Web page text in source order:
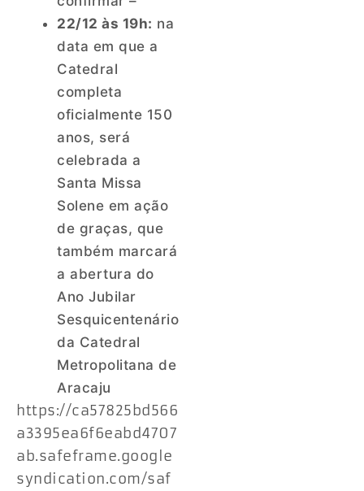
22/12 às 19h: na
data em que a
Catedral
completa
oficialmente 150
anos, será
celebrada a
Santa Missa
Solene em ação
de graças, que
também marcará
a abertura do
Ano Jubilar
Sesquicentenário
da Catedral
Metropolitana de
Aracaju
https://ca57825bd566
a3395ea6f6eabd4707
ab.safeframe.google
syndication.com/saf